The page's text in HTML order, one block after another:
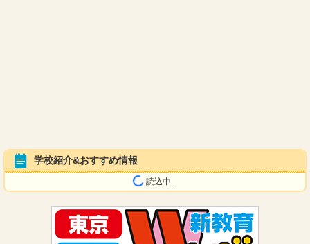
学校紹介&おすすめ情報
読込中...